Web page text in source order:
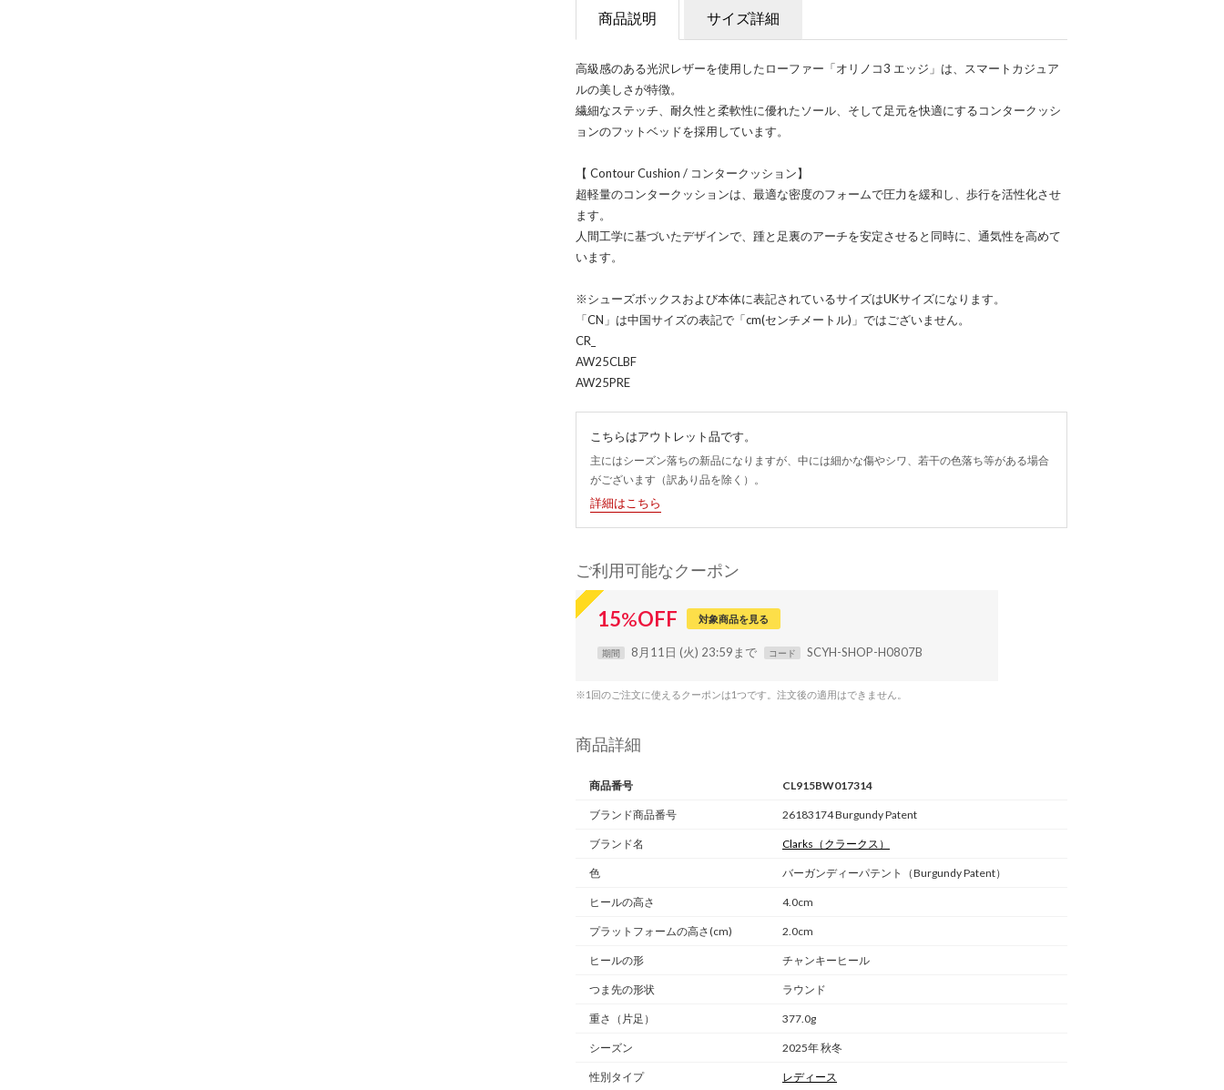
商品説明 サイズ詳細
高級感のある光沢レザーを使用したローファー「オリノコ3 エッジ」は、スマートカジュア
ルの美しさが特徴。
繊細なステッチ、耐久性と柔軟性に優れたソール、そして足元を快適にするコンタークッシ
ョンのフットベッドを採用しています。
【 Contour Cushion / コンタークッション】
超軽量のコンタークッションは、最適な密度のフォームで圧力を緩和し、歩行を活性化させ
ます。
人間工学に基づいたデザインで、踵と足裏のアーチを安定させると同時に、通気性を高めて
います。
※シューズボックスおよび本体に表記されているサイズはUKサイズになります。
「CN」は中国サイズの表記で「cm(センチメートル)」ではございません。
CR_
AW25CLBF
AW25PRE
こちらはアウトレット品です。
主にはシーズン落ちの新品になりますが、中には細かな傷やシワ、若干の色落ち等がある場合
がございます（訳あり品を除く）。
詳細はこちら
ご利用可能なクーポン
15%OFF 対象商品を見る
期間 8月11日 (火) 23:59まで コード SCYH-SHOP-H0807B
※1回のご注文に使えるクーポンは1つです。注文後の適用はできません。
商品詳細
商品番号 CL915BW017314
ブランド商品番号 26183174 Burgundy Patent
ブランド名 Clarks （クラークス）
色 バーガンディーパテント（Burgundy Patent）
ヒールの高さ 4.0cm
プラットフォームの高さ(cm) 2.0cm
ヒールの形 チャンキーヒール
つま先の形状 ラウンド
重さ （片足） 377.0g
シーズン 2025年 秋冬
性別タイプ レディース